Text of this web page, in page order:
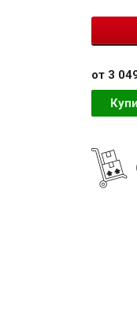
от 3